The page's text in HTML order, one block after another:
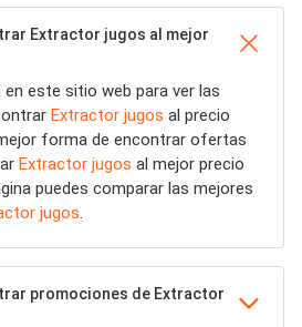
Extractor jugos al mejor
este sitio web para ver las
Extractor jugos al precio
forma de encontrar ofertas
Extractor jugos al mejor precio
puedes comparar las mejores
jugos
promociones de Extractor